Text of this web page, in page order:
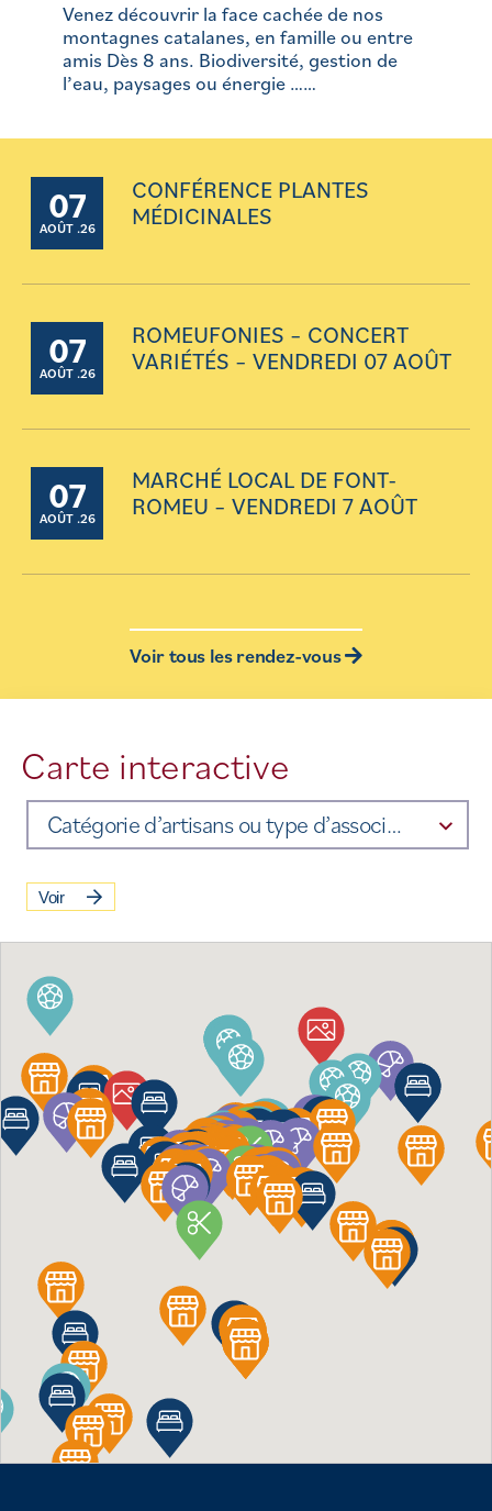
Venez découvrir la face cachée de nos
montagnes catalanes, en famille ou entre
amis Dès 8 ans. Biodiversité, gestion de
l’eau, paysages ou énergie ……
07
AOÛT .26
CONFÉRENCE PLANTES
MÉDICINALES
07
AOÛT .26
ROMEUFONIES – CONCERT
VARIÉTÉS – VENDREDI 07 AOÛT
07
AOÛT .26
MARCHÉ LOCAL DE FONT-
ROMEU – VENDREDI 7 AOÛT
Voir tous les rendez-vous
Carte interactive
Catégorie d’artisans ou type d’association
Voir